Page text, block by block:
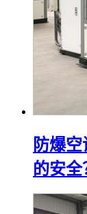
防爆
的安全